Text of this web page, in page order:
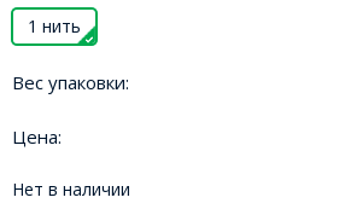
1 нить
Вес упаковки:
Цена:
Нет в наличии